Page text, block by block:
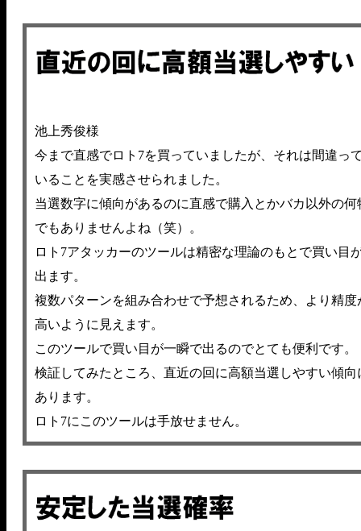
池上秀俊様
今まで直感でロト7を買っていましたが、それは間違っ
いることを実感させられました。
当選数字に傾向があるのに直感で購入とかバカ以外の何
でもありませんよね（笑）。
ロト7アタッカーのツールは精密な理論のもとで買い目
出ます。
複数パターンを組み合わせで予想されるため、より精度
高いように見えます。
このツールで買い目が一瞬で出るのでとても便利です。
検証してみたところ、直近の回に高額当選しやすい傾向
あります。
ロト7にこのツールは手放せません。